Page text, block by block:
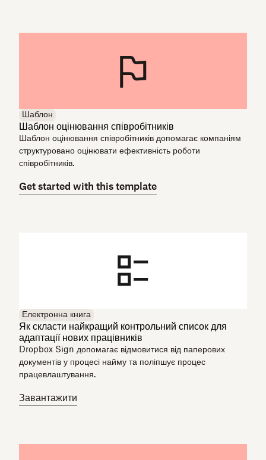
Шаблон
Шаблон оцінювання співробітників
Шаблон оцінювання співробітників допомагає компаніям
структуровано оцінювати ефективність роботи
співробітників.
Get started with this template
Електронна книга
Як скласти найкращий контрольний список для
адаптації нових працівників
Dropbox Sign допомагає відмовитися від паперових
документів у процесі найму та поліпшує процес
працевлаштування.
Завантажити